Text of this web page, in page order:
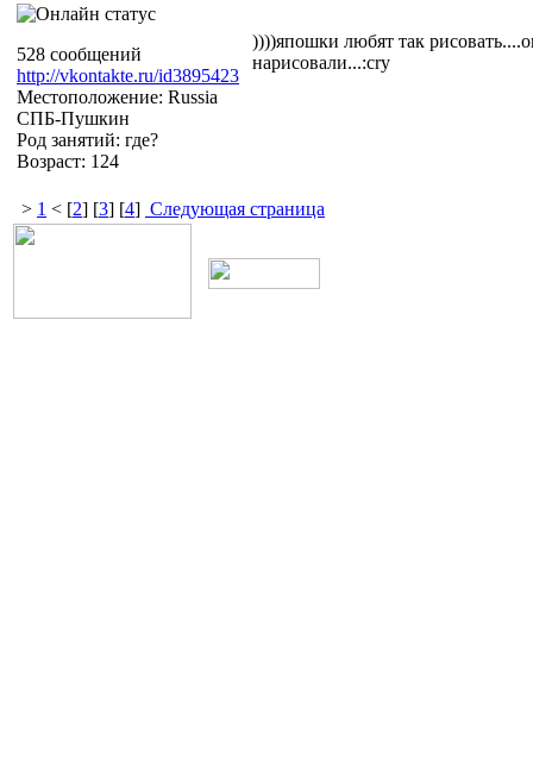
528 сообщений
http://vkontakte.ru/id3895423
Местоположение: Russia
СПБ-Пушкин
Род занятий: где?
Возраст: 124
))))япошки любят так
нарисовали...:cry
> 1 < [2] [3] [4] Следующая страница